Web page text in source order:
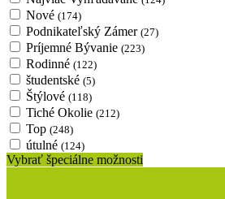
Nové (174)
Podnikateľský Zámer (27)
Príjemné Bývanie (223)
Rodinné (122)
študentské (5)
Štýlové (118)
Tiché Okolie (212)
Top (248)
útulné (124)
Vybrať špeciálne možnosti